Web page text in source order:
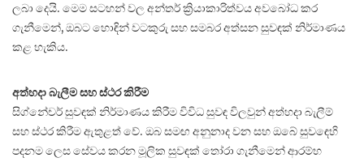
ලබා දෙයි. මෙම සටහන් වල අන්තර් ක්‍රියාකාරිත්වය අවබෝධ කර
ගැනීමෙන්, ඔබට හොඳින් වටකුරු සහ සමබර අත්සන සුවඳක් නිර්මාණය
කළ හැකිය.
අත්හදා බැලීම සහ ස්ථර කිරීම
සිග්නේචර් සුවඳක් නිර්මාණය කිරීම විවිධ සුවඳ විලවුන් අත්හදා බැලීම්
සහ ස්ථර කිරීම ඇතුළත් වේ. ඔබ සමඟ අනුනාද වන සහ ඔබේ සුවඳෙහි
පදනම ලෙස සේවය කරන මූලික සුවඳක් තෝරා ගැනීමෙන් ආරම්භ